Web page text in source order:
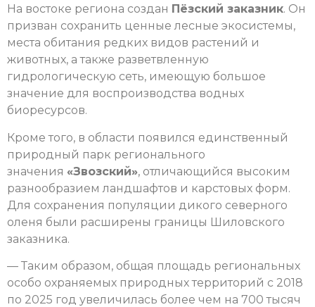
На востоке региона создан Пёзский заказник. Он
призван сохранить ценные лесные экосистемы,
места обитания редких видов растений и
животных, а также разветвленную
гидрологическую сеть, имеющую большое
значение для воспроизводства водных
биоресурсов.
Кроме того, в области появился единственный
природный парк регионального
значения «Звозский», отличающийся высоким
разнообразием ландшафтов и карстовых форм.
Для сохранения популяции дикого северного
оленя были расширены границы Шиловского
заказника.
— Таким образом, общая площадь региональных
особо охраняемых природных территорий с 2018
по 2025 год увеличилась более чем на 700 тысяч